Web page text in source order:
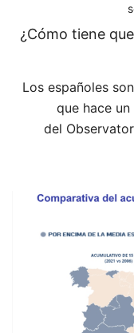
¿Cómo tiene
Los españoles
que hace
del